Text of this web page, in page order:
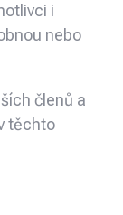
i
nebo
členů a
těchto